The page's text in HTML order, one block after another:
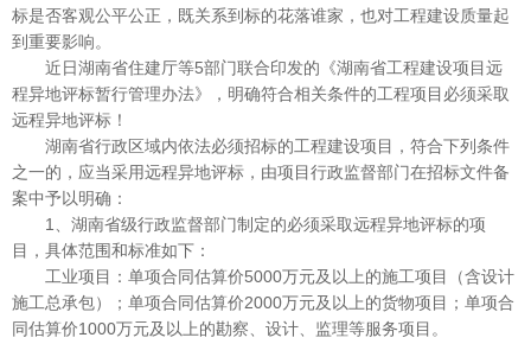
标是否客观公平公正，既关系到标的花落谁家，也对工程建设质量起
到重要影响。
近日湖南省住建厅等5部门联合印发的《湖南省工程建设项目远
程异地评标暂行管理办法》，明确符合相关条件的工程项目必须采取
远程异地评标！
湖南省行政区域内依法必须招标的工程建设项目，符合下列条件
之一的，应当采用远程异地评标，由项目行政监督部门在招标文件备
案中予以明确：
1、湖南省级行政监督部门制定的必须采取远程异地评标的项
目，具体范围和标准如下：
工业项目：单项合同估算价5000万元及以上的施工项目（含设计
施工总承包）；单项合同估算价2000万元及以上的货物项目；单项合
同估算价1000万元及以上的勘察、设计、监理等服务项目。